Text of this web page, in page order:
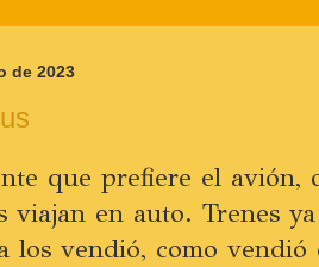
de 2023
que prefiere el avión,
viajan en auto. Trenes
los vendió, como